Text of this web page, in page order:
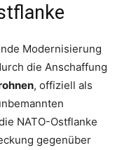
Modernisierung
die Anschaffung
, offiziell als
NATO-Ostflanke
gegenüber